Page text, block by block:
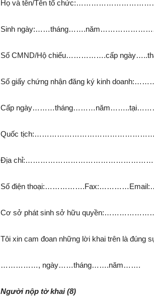
Họ và tên/Tên tổ
Sinh
Số CMND/Hộ chiếu…………….cấp
Số giấy chứng nhận đăng ký kinh
Cấp
Quốc
Địa
Số điện
Cơ sở phát sinh sở hữu
Tôi xin cam đoan những lời khai trên là đúng
……………, ngày……tháng…….năm…….
Người nộp tờ khai (8)